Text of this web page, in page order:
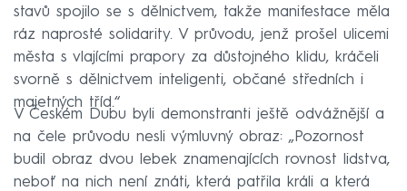
stavů spojilo se s dělnictvem, takže manifestace měla
ráz naprosté solidarity. V průvodu, jenž prošel ulicemi
města s vlajícími prapory za důstojného klidu, kráčeli
svorně s dělnictvem inteligenti, občané středních i
majetných tříd.“
V Českém Dubu byli demonstranti ještě odvážnější a
na čele průvodu nesli výmluvný obraz: „Pozornost
budil obraz dvou lebek znamenajících rovnost lidstva,
neboť na nich není znáti, která patřila králi a která